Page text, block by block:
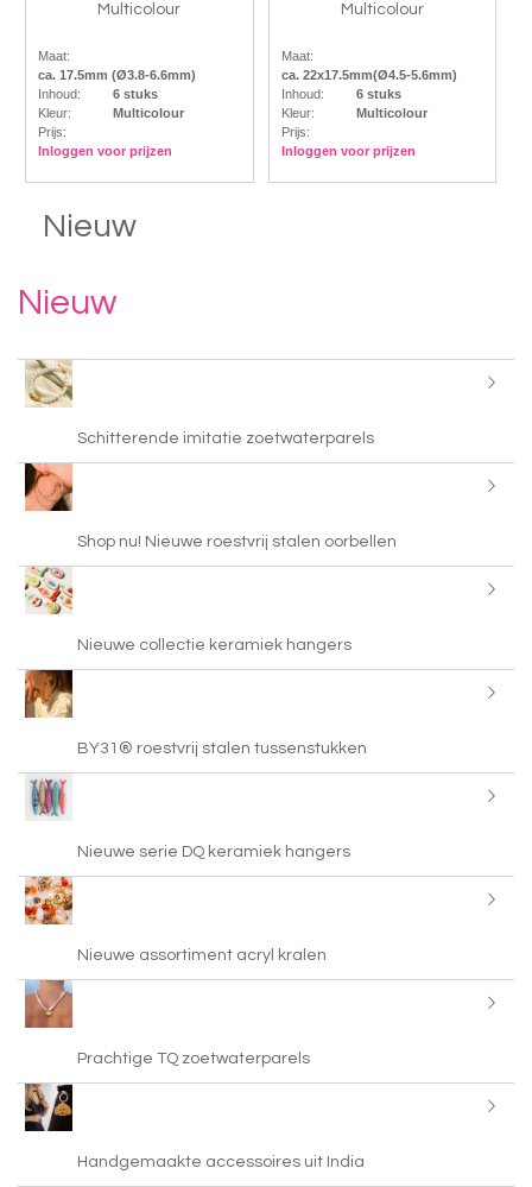
Multicolour
Maat:
ca. 17.5mm (Ø3.8-6.6mm)
Inhoud:
6 stuks
Kleur:
Multicolour
Prijs:
Inloggen voor prijzen
Multicolour
Maat:
ca. 22x17.5mm(Ø4.5-5.6mm)
Inhoud:
6 stuks
Kleur:
Multicolour
Prijs:
Inloggen voor prijzen
Nieuw
Nieuw
Schitterende imitatie zoetwaterparels
Shop nu! Nieuwe roestvrij stalen oorbellen
Nieuwe collectie keramiek hangers
BY31® roestvrij stalen tussenstukken
Nieuwe serie DQ keramiek hangers
Nieuwe assortiment acryl kralen
Prachtige TQ zoetwaterparels
Handgemaakte accessoires uit India